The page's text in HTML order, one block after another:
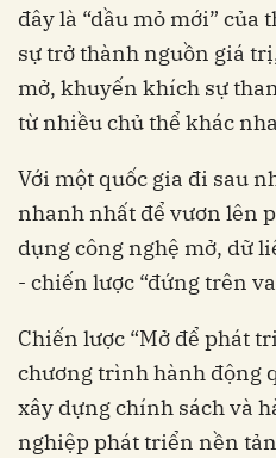
đây là “dầu mỏ mới”
sự trở thành nguồn giá
mở, khuyến khích sự
từ nhiều chủ thể khác
Với một quốc gia đi sau
nhanh nhất để vươn lên
dụng công nghệ mở, dữ
- chiến lược “đứng trên
Chiến lược “Mở để phát
chương trình hành động
xây dựng chính sách và
nghiệp phát triển nền